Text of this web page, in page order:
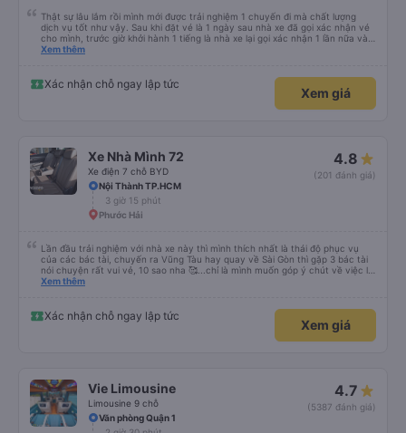
Thật sự lâu lắm rồi mình mới được trải nghiệm 1 chuyến đi mà chất lượng
dịch vụ tốt như vậy. Sau khi đặt vé là 1 ngày sau nhà xe đã gọi xác nhận vé
cho mình, trước giờ khởi hành 1 tiếng là nhà xe lại gọi xác nhận 1 lần nữa và
cung cấp số đt của bác tài và số xe. Dịch vụ tốt, xe sạch sẽ và bác tài chạy
Xem thêm
Xác nhận chỗ ngay lập tức
Xem giá
Xe Nhà Mình 72
Xe điện 7 chỗ BYD
4.8
(201 đánh giá)
Nội Thành TP.HCM
3 giờ 15 phút
Phước Hải
Lần đầu trải nghiệm với nhà xe này thì mình thích nhất là thái độ phục vụ
của các bác tài, chuyến ra Vũng Tàu hay quay về Sài Gòn thì gặp 3 bác tài
nói chuyện rất vui vẻ, 10 sao nha 🥰...chỉ là mình muốn góp ý chút về việc lái
xe, mặc dù mình nghĩ chắc mấy bác tài cũng thuộc dạng vững tay lái nên
là gì thì mình cũng mong các bác tài luôn cẩn thận vì sự an toàn của bản
thân và nhg hành khách trên xe là ok, lần sau có dịp mình sẽ tiếp tục ủng hộ
nhà xe, chúc nhà xe luôn làm ăn phát đạt và luôn giữ vững phong độ phục
Xem thêm
Xác nhận chỗ ngay lập tức
Xem giá
Vie Limousine
Limousine 9 chỗ
4.7
(5387 đánh giá)
Văn phòng Quận 1